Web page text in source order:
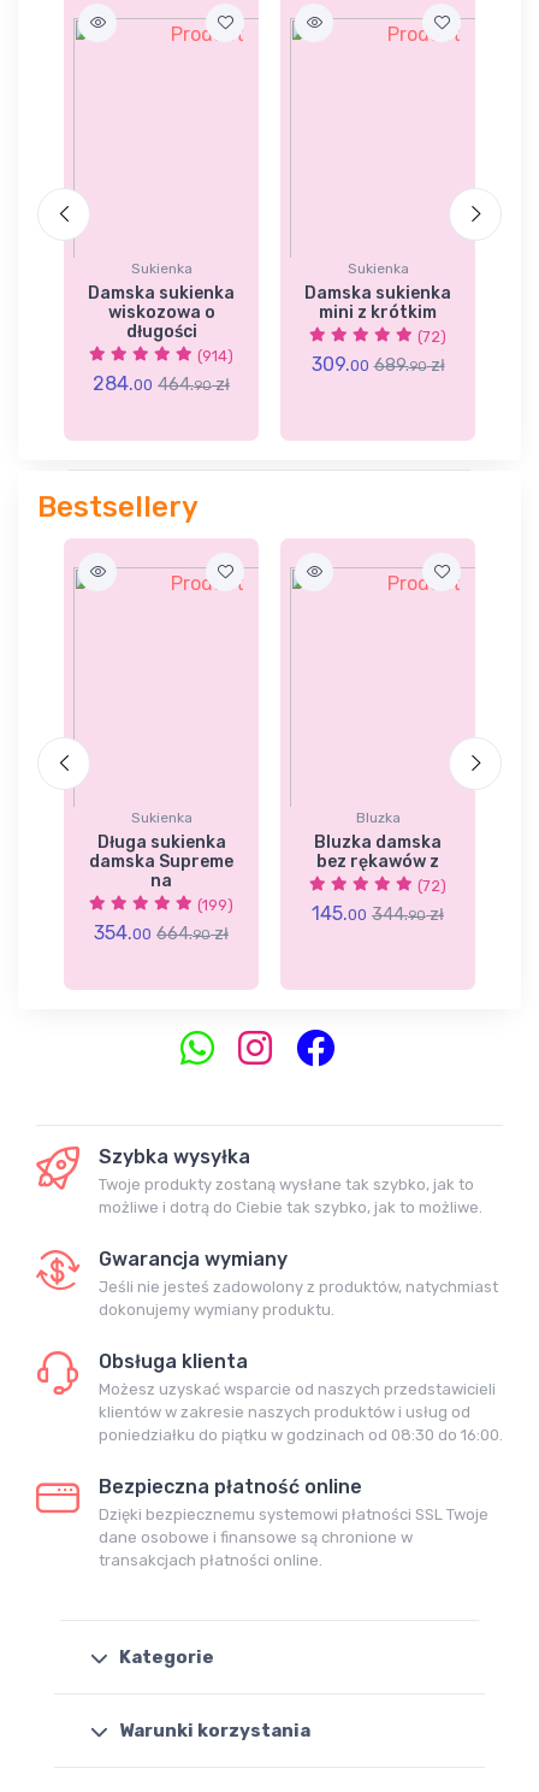
Sukienka
Damska sukienka
wiskozowa o
długości
(914)
284.00 464.90zł
Sukienka
Damska sukienka
mini z krótkim
(72)
309.00 689.90zł
Bestsellery
Sukienka
Długa sukienka
damska Supreme
na
(199)
354.00 664.90zł
Bluzka
Bluzka damska
bez rękawów z
(72)
145.00 344.90zł
Szybka wysyłka
Twoje produkty zostaną wysłane tak szybko, jak to
możliwe i dotrą do Ciebie tak szybko, jak to możliwe.
Gwarancja wymiany
Jeśli nie jesteś zadowolony z produktów, natychmiast
dokonujemy wymiany produktu.
Obsługa klienta
Możesz uzyskać wsparcie od naszych przedstawicieli
klientów w zakresie naszych produktów i usług od
poniedziałku do piątku w godzinach od 08:30 do 16:00.
Bezpieczna płatność online
Dzięki bezpiecznemu systemowi płatności SSL Twoje
dane osobowe i finansowe są chronione w
transakcjach płatności online.
Kategorie
Warunki korzystania